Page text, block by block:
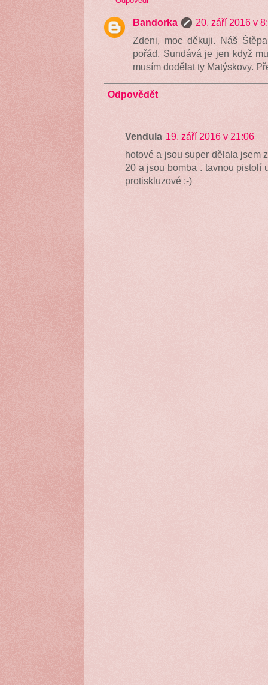
Bandorka
20. září 2016 v
Zdeni, moc děkuji. Náš
pořád. Sundává je jen když
musím dodělat ty Matýskovy.
Odpovědět
Vendula 19. září 2016 v 21:06
hotové a jsou super dělala jsem
20 a jsou bomba . tavnou pistolí
protiskluzové ;-)